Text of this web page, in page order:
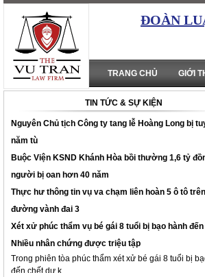
ĐOÀN
TRANG CHỦ GIỚI
TIN TỨC & SỰ KIỆN
Nguyên Chủ tịch Công ty tang lễ Hoàng Long bị
năm tù
Buộc Viện KSND Khánh Hòa bồi thường 1,6 tỷ
người bị oan hơn 40 năm
Thực hư thông tin vụ va chạm liên hoàn 5 ô tô trên
đường vành đai 3
Xét xử phúc thẩm vụ bé gái 8 tuổi bị bạo hành
Nhiều nhân chứng được triệu tập
Trong phiên tòa phúc thẩm xét xử bé gái 8 tuổi bị
đến chết dự k...